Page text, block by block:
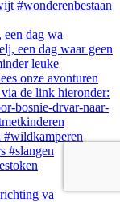
dag wa
va